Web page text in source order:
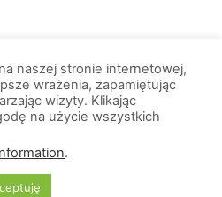
Wszelkie prawa zastrzeżone. |
naszej stronie internetowej,
wrażenia, zapamiętując
wizyty. Klikając
na użycie wszystkich
.